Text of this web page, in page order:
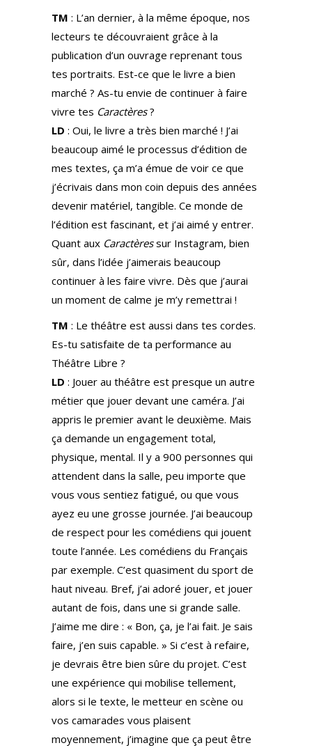
TM : L’an dernier, à la même époque, nos
lecteurs te découvraient grâce à la
publication d’un ouvrage reprenant tous
tes portraits. Est-ce que le livre a bien
marché ? As-tu envie de continuer à faire
vivre tes Caractères?
LD : Oui, le livre a très bien marché ! J’ai
beaucoup aimé le processus d’édition de
mes textes, ça m’a émue de voir ce que
j’écrivais dans mon coin depuis des années
devenir matériel, tangible. Ce monde de
l’édition est fascinant, et j’ai aimé y entrer.
Quant aux Caractèressur Instagram, bien
sûr, dans l’idée j’aimerais beaucoup
continuer à les faire vivre. Dès que j’aurai
un moment de calme je m’y remettrai !
TM : Le théâtre est aussi dans tes cordes.
Es-tu satisfaite de ta performance au
Théâtre Libre ?
LD : Jouer au théâtre est presque un autre
métier que jouer devant une caméra. J’ai
appris le premier avant le deuxième. Mais
ça demande un engagement total,
physique, mental. Il y a 900 personnes qui
attendent dans la salle, peu importe que
vous vous sentiez fatigué, ou que vous
ayez eu une grosse journée. J’ai beaucoup
de respect pour les comédiens qui jouent
toute l’année. Les comédiens du Français
par exemple. C’est quasiment du sport de
haut niveau. Bref, j’ai adoré jouer, et jouer
autant de fois, dans une si grande salle.
J’aime me dire : « Bon, ça, je l’ai fait. Je sais
faire, j’en suis capable. » Si c’est à refaire,
je devrais être bien sûre du projet. C’est
une expérience qui mobilise tellement,
alors si le texte, le metteur en scène ou
vos camarades vous plaisent
moyennement, j’imagine que ça peut être